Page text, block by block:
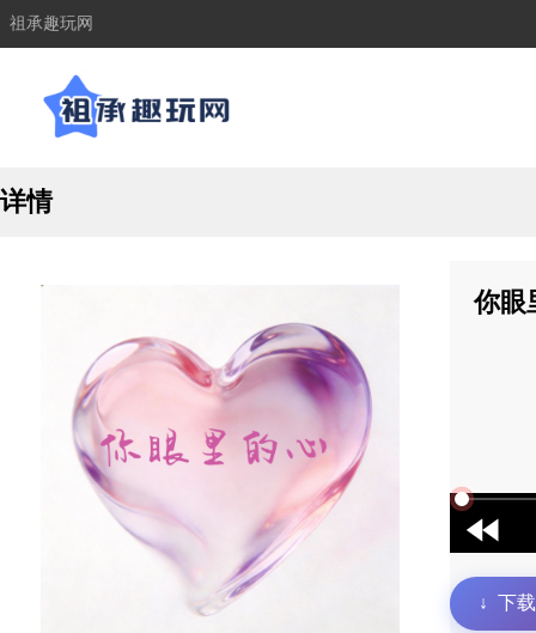
祖承趣玩网
详情
你眼
↓ 下